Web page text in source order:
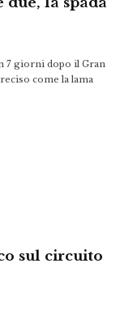
7 giorni dopo il Gran
come la lama
sul circuito